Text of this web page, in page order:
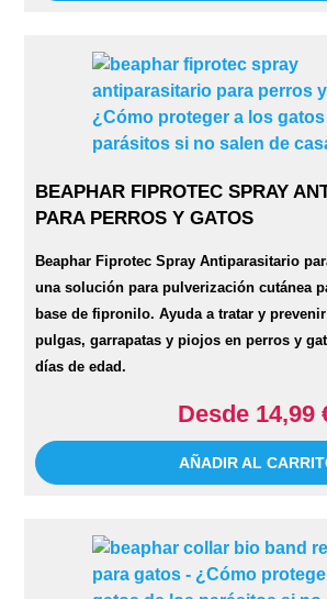
BEAPHAR FIPROTEC SPRAY
PARA PERROS Y GATOS
Beaphar Fiprotec Spray Antiparasitario
una solución para pulverización cutánea
base de fipronilo. Ayuda a tratar y
pulgas, garrapatas y piojos en perros y
días de edad.
Desde 14,99
AÑADIR AL